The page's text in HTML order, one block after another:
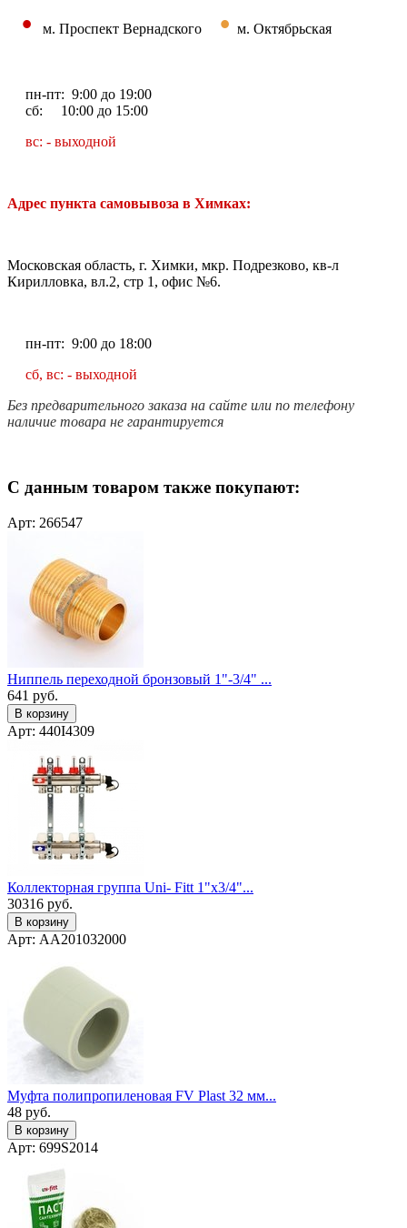
• м. Проспект Вернадского • м. Октябрьская
пн-пт: 9:00 до 19:00
сб: 10:00 до 15:00
вс: - выходной
Адрес пункта самовывоза в Химках:
Московская область, г. Химки, мкр. Подрезково, кв-л
Кирилловка, вл.2, стр 1, офис №6.
пн-пт: 9:00 до 18:00
сб, вс: - выходной
Без предварительного заказа на сайте или по телефону
наличие товара не гарантируется
С данным товаром также покупают:
Арт: 266547
Ниппель переходной бронзовый 1"-3/4" ...
641 руб.
В корзину
Арт: 440I4309
Коллекторная группа Uni- Fitt 1"х3/4"...
30316 руб.
В корзину
Арт: AA201032000
Муфта полипропиленовая FV Plast 32 мм...
48 руб.
В корзину
Арт: 699S2014